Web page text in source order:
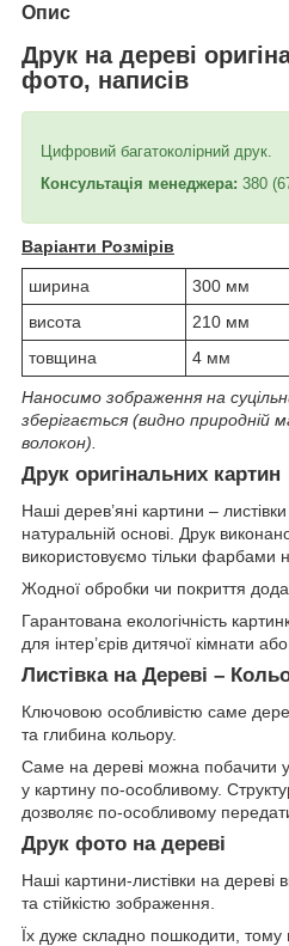
Опис
Друк на дереві
фото, написів
Цифровий багатоколірний друк.
Консультація менеджера: 380
Варіанти Розмірів
ширина 300 мм
висота
210 мм
товщина
4 мм
Наносимо зображення на
зберігається (видно природній
волокон).
Друк оригінальних картин
Наші дерев’яні картини –
натуральній основі. Друк
використовуємо тільки фарбами
Жодної обробки чи покриття
Гарантована екологічність
для інтер’єрів дитячої кімнати
Листівка на Дереві –
Ключовою особливістю саме
та глибина кольору.
Саме на дереві можна побачити
у картину по-особливому.
дозволяє по-особливому
Друк фото на дереві
Наші картини-листівки на дереві
та стійкістю зображення.
Їх дуже складно пошкодити,